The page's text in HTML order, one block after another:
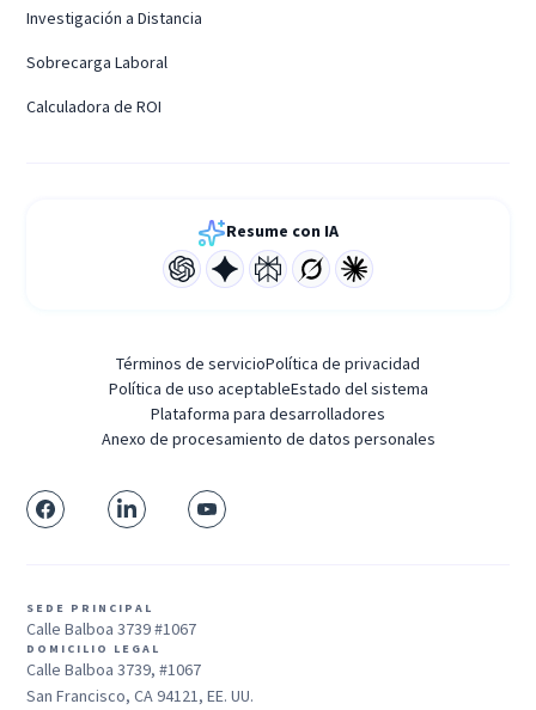
Investigación a Distancia
Sobrecarga Laboral
Calculadora de ROI
Resume con IA
Términos de servicioPolítica de privacidad
Política de uso aceptableEstado del sistema
Plataforma para desarrolladores
Anexo de procesamiento de datos personales
SEDE PRINCIPAL
Calle Balboa 3739 #1067
DOMICILIO LEGAL
Calle Balboa 3739, #1067
San Francisco, CA 94121, EE. UU.